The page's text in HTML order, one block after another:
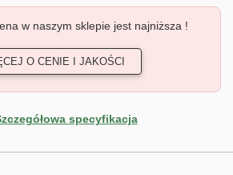
w naszym sklepie jest najniższa !
O CENIE I JAKOŚCI
specyfikacja